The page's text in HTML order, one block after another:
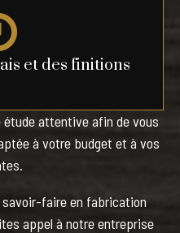
et des finitions
étude attentive afin de vous
à votre budget et à vos
savoir-faire en fabrication
appel à notre entreprise